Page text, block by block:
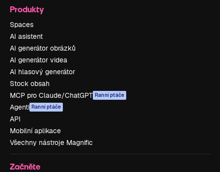
Produkty
Spaces
AI asistent
AI generátor obrázků
AI generátor videa
AI hlasový generátor
Stock obsah
MCP pro Claude/ChatGPT Ranní ptáče
Agenti Ranní ptáče
API
Mobilní aplikace
Všechny nástroje Magnific
Začněte